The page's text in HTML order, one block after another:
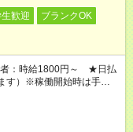
歓迎
ブランクOK
：時給1800円～ ★日払
す）※稼働開始時は手続き